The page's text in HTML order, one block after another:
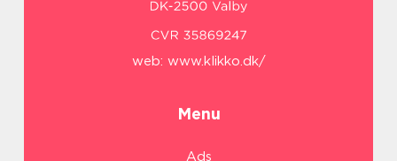
web: www.klikko.dk/
Menu
Ads